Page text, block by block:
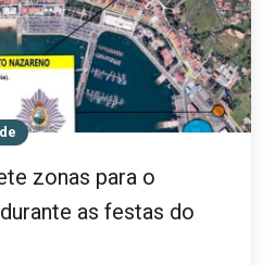
zonas para o
as festas do